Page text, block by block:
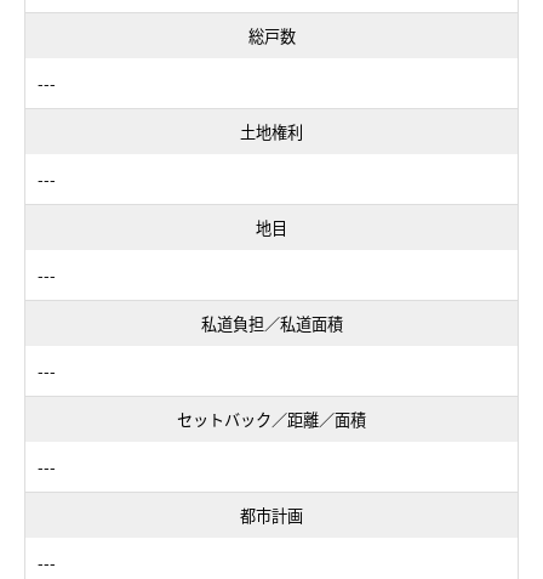
総戸数
---
土地権利
---
地目
---
私道負担／私道面積
---
セットバック／距離／面積
---
都市計画
---